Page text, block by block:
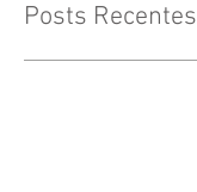
Posts Recentes